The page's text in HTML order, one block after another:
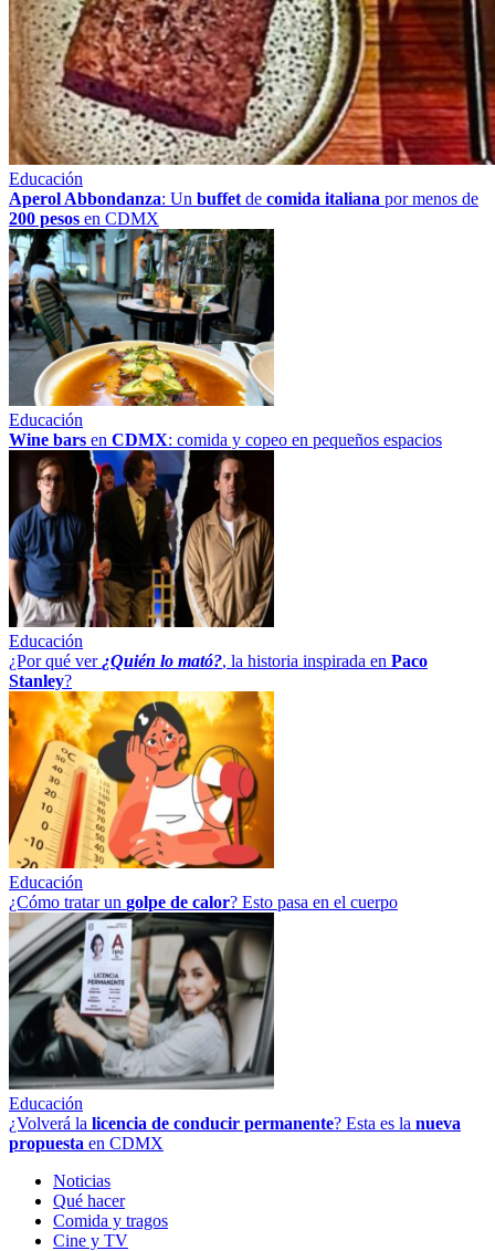
Educación
Aperol Abbondanza: Un buffet de comida italiana por menos de
200 pesos en CDMX
Educación
Wine bars en CDMX: comida y copeo en pequeños espacios
Educación
¿Por qué ver ¿Quién lo mató?, la historia inspirada en Paco
Stanley?
Educación
¿Cómo tratar un golpe de calor? Esto pasa en el cuerpo
Educación
¿Volverá la licencia de conducir permanente? Esta es la nueva
propuesta en CDMX
Noticias
Qué hacer
Comida y tragos
Cine y TV